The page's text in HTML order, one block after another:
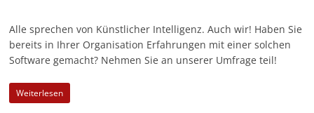
o
z
i
a
l
Alle sprechen von Künstlicher Intelligenz. Auch wir! Haben Sie
bereits in Ihrer Organisation Erfahrungen mit einer solchen
Software gemacht? Nehmen Sie an unserer Umfrage teil!
Weiterlesen